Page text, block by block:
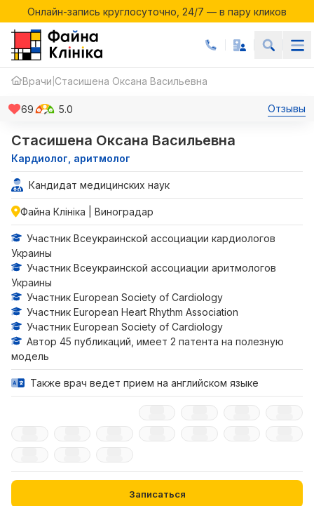
Онлайн-запись круглосуточно, 24/7 — в пару кликов
Онлайн-запись круглосуточно, 24/7 — в пару кликов
Врачи Стасишена Оксана Васильевна
69 5.0 Отзывы
Стасишена Оксана Васильевна
Кардиолог, аритмолог
Кандидат медицинских наук
Файна Клініка | Виноградар
Участник Всеукраинской ассоциации кардиологов
Украины
Участник Всеукраинской ассоциации аритмологов
Украины
Участник European Society of Cardiology
Участник European Heart Rhythm Association
Участник European Society of Cardiology
Автор 45 публикаций, имеет 2 патента на полезную
модель
Также врач ведет прием на английском языке
Записаться